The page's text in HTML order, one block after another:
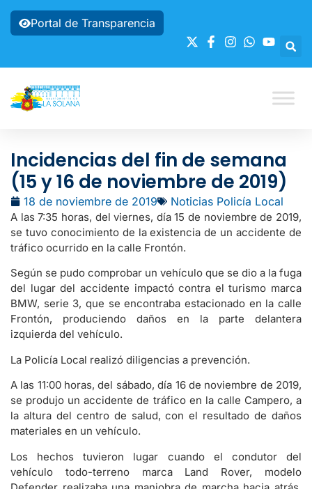
Portal de Transparencia
Incidencias del fin de semana
(15 y 16 de noviembre de 2019)
18 de noviembre de 2019 Noticias Policía Local
A las 7:35 horas, del viernes, día 15 de noviembre de 2019,
se tuvo conocimiento de la existencia de un accidente de
tráfico ocurrido en la calle Frontón.
Según se pudo comprobar un vehículo que se dio a la fuga
del lugar del accidente impactó contra el turismo marca
BMW, serie 3, que se encontraba estacionado en la calle
Frontón, produciendo daños en la parte delantera
izquierda del vehículo.
La Policía Local realizó diligencias a prevención.
A las 11:00 horas, del sábado, día 16 de noviembre de 2019,
se produjo un accidente de tráfico en la calle Campero, a
la altura del centro de salud, con el resultado de daños
materiales en un vehículo.
Los hechos tuvieron lugar cuando el condutor del
vehículo todo-terreno marca Land Rover, modelo